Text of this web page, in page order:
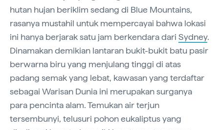
hutan hujan beriklim sedang di Blue Mountains,
rasanya mustahil untuk mempercayai bahwa lokasi
ini hanya berjarak satu jam berkendara dari Sydney.
Dinamakan demikian lantaran bukit-bukit batu pasir
berwarna biru yang menjulang tinggi di atas
padang semak yang lebat, kawasan yang terdaftar
sebagai Warisan Dunia ini merupakan surganya
para pencinta alam. Temukan air terjun
tersembunyi, telusuri pohon eukaliptus yang